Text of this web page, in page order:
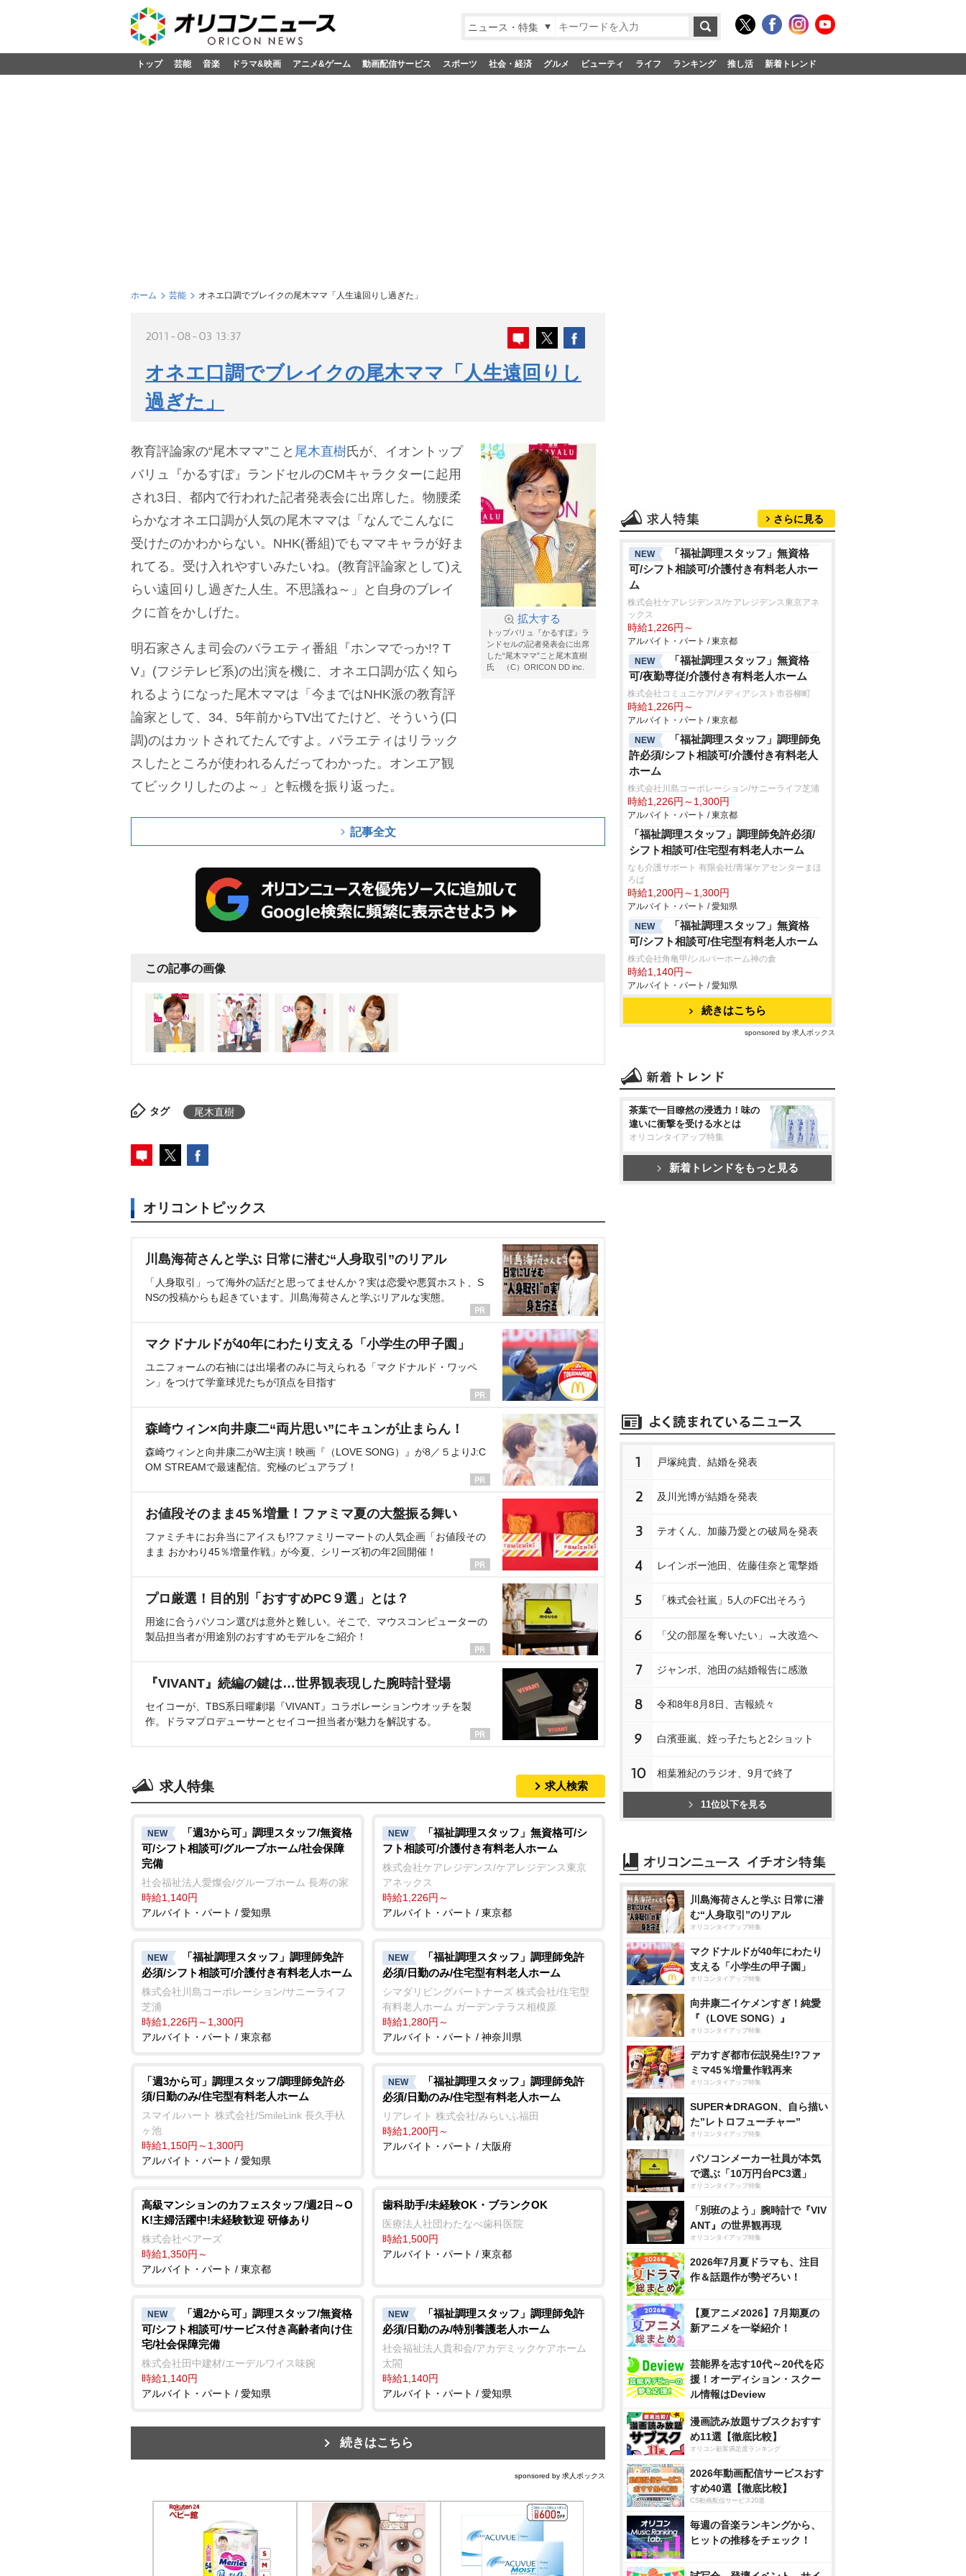
ニュース・特集
トップ 芸能 音楽 ドラマ&映画 アニメ&ゲーム 動画配信サービス スポーツ 社会・経済 グルメ ビューティ ライフ ランキング 推し活 新着トレンド
ホーム 芸能 オネエ口調でブレイクの尾木ママ「人生遠回りし過ぎた」
2011-08-03 13:37
オネエ口調でブレイクの尾木ママ「人生遠回りし
過ぎた」
拡大する
トップバリュ『かるすぽ』ラ
ンドセルの記者発表会に出席
した“尾木ママ”こと尾木直樹
氏 （C）ORICON DD inc.
教育評論家の“尾木ママ”こと 尾木直樹氏が、イオントップ
バリュ『かるすぽ』ランドセルのCMキャラクターに起用
され3日、都内で行われた記者発表会に出席した。物腰柔
らかなオネエ口調が人気の尾木ママは「なんでこんなに
受けたのかわからない。NHK(番組)でもママキャラが好ま
れてる。受け入れやすいみたいね。(教育評論家として)え
らい遠回りし過ぎた人生。不思議ね～」と自身のブレイ
クに首をかしげた。
明石家さんま司会のバラエティ番組『ホンマでっか!? T
V』(フジテレビ系)の出演を機に、オネエ口調が広く知ら
れるようになった尾木ママは「今まではNHK派の教育評
論家として、34、5年前からTV出てたけど、そういう(口
調)のはカットされてたんですよ。バラエティはリラック
スしたところが使われるんだってわかった。オンエア観
てビックリしたのよ～」と転機を振り返った。
記事全文
この記事の画像
タグ 尾木直樹
オリコントピックス
川島海荷さんと学ぶ 日常に潜む“人身取引”のリアル
「人身取引」って海外の話だと思ってませんか？実は恋愛や悪質ホスト、S
NSの投稿からも起きています。川島海荷さんと学ぶリアルな実態。
マクドナルドが40年にわたり支える「小学生の甲子園」
ユニフォームの右袖には出場者のみに与えられる「マクドナルド・ワッペ
ン」をつけて学童球児たちが頂点を目指す
森崎ウィン×向井康二“両片思い”にキュンが止まらん！
森崎ウィンと向井康二がW主演！映画『（LOVE SONG）』が8／５よりJ:C
OM STREAMで最速配信。究極のピュアラブ！
お値段そのまま45％増量！ファミマ夏の大盤振る舞い
ファミチキにお弁当にアイスも!?ファミリーマートの人気企画「お値段その
まま おかわり45％増量作戦」が今夏、シリーズ初の年2回開催！
プロ厳選！目的別「おすすめPC９選」とは？
用途に合うパソコン選びは意外と難しい。そこで、マウスコンピューターの
製品担当者が用途別のおすすめモデルをご紹介！
『VIVANT』続編の鍵は…世界観表現した腕時計登場
セイコーが、TBS系日曜劇場『VIVANT』コラボレーションウオッチを製
作。ドラマプロデューサーとセイコー担当者が魅力を解説する。
求人特集 求人検索
NEW
「週3から可」調理スタッフ/無資格
可/シフト相談可/グループホーム/社会保障
完備
社会福祉法人愛燦会/グループホーム 長寿の家
時給1,140円
アルバイト・パート / 愛知県
NEW
「福祉調理スタッフ」無資格可/シ
フト相談可/介護付き有料老人ホーム
株式会社ケアレジデンス/ケアレジデンス東京
アネックス
時給1,226円～
アルバイト・パート / 東京都
NEW
「福祉調理スタッフ」調理師免許
必須/シフト相談可/介護付き有料老人ホーム
株式会社川島コーポレーション/サニーライフ
芝浦
時給1,226円～1,300円
アルバイト・パート / 東京都
NEW
「福祉調理スタッフ」調理師免許
必須/日勤のみ/住宅型有料老人ホーム
シマダリビングパートナーズ 株式会社/住宅型
有料老人ホーム ガーデンテラス相模原
時給1,280円～
アルバイト・パート / 神奈川県
「週3から可」調理スタッフ/調理師免許必
須/日勤のみ/住宅型有料老人ホーム
スマイルハート 株式会社/SmileLink 長久手杁
ヶ池
時給1,150円～1,300円
アルバイト・パート / 愛知県
NEW
「福祉調理スタッフ」調理師免許
必須/日勤のみ/住宅型有料老人ホーム
リアレイト 株式会社/みらいふ福田
時給1,200円～
アルバイト・パート / 大阪府
高級マンションのカフェスタッフ/週2日～O
K!主婦活躍中!未経験歓迎 研修あり
株式会社ベアーズ
時給1,350円～
アルバイト・パート / 東京都
歯科助手/未経験OK・ブランクOK
医療法人社団わたなべ歯科医院
時給1,500円
アルバイト・パート / 東京都
NEW
「週2から可」調理スタッフ/無資格
可/シフト相談可/サービス付き高齢者向け住
宅/社会保障完備
株式会社田中建材/エーデルワイス味鋺
時給1,140円
アルバイト・パート / 愛知県
NEW
「福祉調理スタッフ」調理師免許
必須/日勤のみ/特別養護老人ホーム
社会福祉法人貴和会/アカデミックケアホーム
太閤
時給1,140円
アルバイト・パート / 愛知県
続きはこちら
sponsored by 求人ボックス
さらに見る
NEW
「福祉調理スタッフ」無資格
可/シフト相談可/介護付き有料老人ホー
ム
株式会社ケアレジデンス/ケアレジデンス東京アネ
ックス
時給1,226円～
アルバイト・パート / 東京都
NEW
「福祉調理スタッフ」無資格
可/夜勤専従/介護付き有料老人ホーム
株式会社コミュニケア/メディアシスト市谷柳町
時給1,226円～
アルバイト・パート / 東京都
NEW
「福祉調理スタッフ」調理師免
許必須/シフト相談可/介護付き有料老人
ホーム
株式会社川島コーポレーション/サニーライフ芝浦
時給1,226円～1,300円
アルバイト・パート / 東京都
「福祉調理スタッフ」調理師免許必須/
シフト相談可/住宅型有料老人ホーム
なも介護サポート 有限会社/青塚ケアセンターまほ
ろば
時給1,200円～1,300円
アルバイト・パート / 愛知県
NEW
「福祉調理スタッフ」無資格
可/シフト相談可/住宅型有料老人ホーム
株式会社角亀甲/シルバーホーム神の倉
時給1,140円～
アルバイト・パート / 愛知県
続きはこちら
sponsored by 求人ボックス
茶葉で一目瞭然の浸透力！味の
違いに衝撃を受ける水とは
オリコンタイアップ特集
新着トレンドをもっと見る
1 戸塚純貴、結婚を発表
2 及川光博が結婚を発表
3 テオくん、加藤乃愛との破局を発表
4 レインボー池田、佐藤佳奈と電撃婚
5 「株式会社嵐」5人のFC出そろう
6 「父の部屋を奪いたい」→大改造へ
7 ジャンボ、池田の結婚報告に感激
8 令和8年8月8日、吉報続々
9 白濱亜嵐、姪っ子たちと2ショット
10 相葉雅紀のラジオ、9月で終了
11位以下を見る
川島海荷さんと学ぶ 日常に潜
む“人身取引”のリアル
オリコンタイアップ特集
マクドナルドが40年にわたり
支える「小学生の甲子園」
オリコンタイアップ特集
向井康二イケメンすぎ！純愛
『（LOVE SONG）』
オリコンタイアップ特集
デカすぎ都市伝説発生!?ファ
ミマ45％増量作戦再来
オリコンタイアップ特集
SUPER★DRAGON、自ら描い
た”レトロフューチャー”
オリコンタイアップ特集
パソコンメーカー社員が本気
で選ぶ「10万円台PC3選」
オリコンタイアップ特集
「別班のよう」腕時計で『VIV
ANT』の世界観再現
オリコンタイアップ特集
2026年7月夏ドラマも、注目
作＆話題作が勢ぞろい！
【夏アニメ2026】7月期夏の
新アニメを一挙紹介！
芸能界を志す10代～20代を応
援！オーディション・スクー
ル情報はDeview
漫画読み放題サブスクおすす
め11選【徹底比較】
オリコン顧客満足度ランキング
2026年動画配信サービスおす
すめ40選【徹底比較】
CS動画配信サービス20選
毎週の音楽ランキングから、
ヒットの推移をチェック！